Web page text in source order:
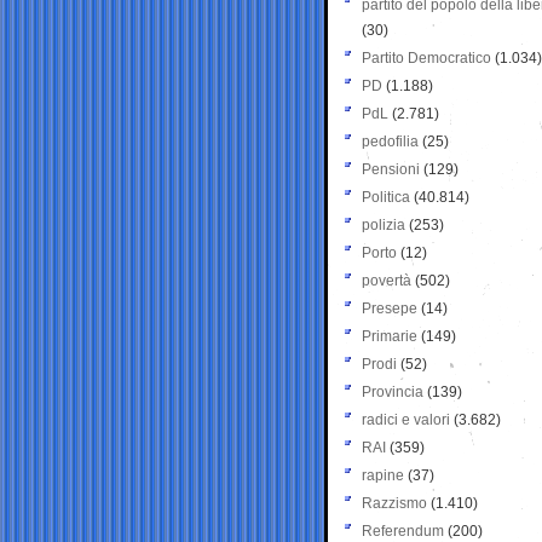
partito del popolo della
(30)
Partito Democratico (1.034)
PD (1.188)
PdL (2.781)
pedofilia (25)
Pensioni (129)
Politica (40.814)
polizia (253)
Porto (12)
povertà (502)
Presepe (14)
Primarie (149)
Prodi (52)
Provincia (139)
radici e valori (3.682)
RAI (359)
rapine (37)
Razzismo (1.410)
Referendum (200)